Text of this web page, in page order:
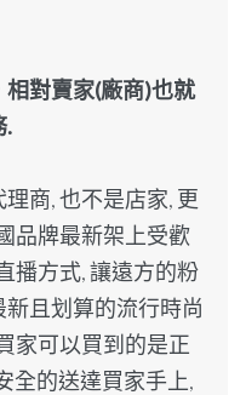
對賣家(廠商)也就
.
商, 也不是店家, 更
品牌最新架上受歡
播方式, 讓遠方的粉
且划算的流行時尚
家可以買到的是正
全的送達買家手上,